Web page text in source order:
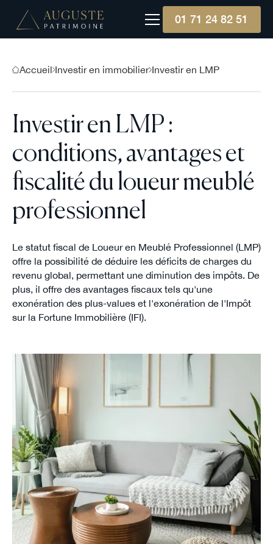
01 71 24 82 51
Accueil Investir en immobilier Investir en LMP
Investir en LMP :
conditions, avantages et
fiscalité du loueur meublé
professionnel
Le statut fiscal de Loueur en Meublé Professionnel (LMP)
offre la possibilité de déduire les déficits de charges du
revenu global, permettant une diminution des impôts. De
plus, il offre des avantages fiscaux tels qu'une
exonération des plus-values et l'exonération de l'Impôt
sur la Fortune Immobilière (IFI).